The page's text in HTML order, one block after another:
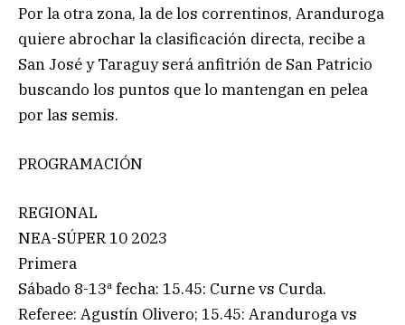
Por la otra zona, la de los correntinos, Aranduroga
quiere abrochar la clasificación directa, recibe a
San José y Taraguy será anfitrión de San Patricio
buscando los puntos que lo mantengan en pelea
por las semis.
PROGRAMACIÓN
REGIONAL
NEA-SÚPER 10 2023
Primera
Sábado 8-13ª fecha: 15.45: Curne vs Curda.
Referee: Agustín Olivero; 15.45: Aranduroga vs